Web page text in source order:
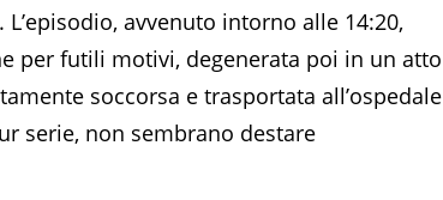
avvenuto intorno alle 14:20,
per futili motivi, degenerata poi in un atto
soccorsa e trasportata all’ospedale
serie, non sembrano destare